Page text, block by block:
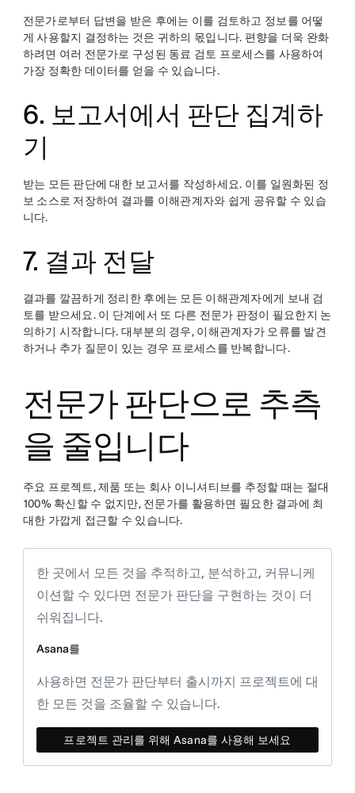
전문가로부터 답변을 받은 후에는 이를 검토하고 정보를 어떻
게 사용할지 결정하는 것은 귀하의 몫입니다. 편향을 더욱 완화
하려면 여러 전문가로 구성된 동료 검토 프로세스를 사용하여
가장 정확한 데이터를 얻을 수 있습니다.
6. 보고서에서 판단 집계하
기
받는 모든 판단에 대한 보고서를 작성하세요. 이를 일원화된 정
보 소스로 저장하여 결과를 이해관계자와 쉽게 공유할 수 있습
니다.
7. 결과 전달
결과를 깔끔하게 정리한 후에는 모든 이해관계자에게 보내 검
토를 받으세요. 이 단계에서 또 다른 전문가 판정이 필요한지 논
의하기 시작합니다. 대부분의 경우, 이해관계자가 오류를 발견
하거나 추가 질문이 있는 경우 프로세스를 반복합니다.
전문가 판단으로 추측
을 줄입니다
주요 프로젝트, 제품 또는 회사 이니셔티브를 추정할 때는 절대
100% 확신할 수 없지만, 전문가를 활용하면 필요한 결과에 최
대한 가깝게 접근할 수 있습니다.
한 곳에서 모든 것을 추적하고, 분석하고, 커뮤니케
이션할 수 있다면 전문가 판단을 구현하는 것이 더
쉬워집니다.
Asana를
사용하면 전문가 판단부터 출시까지 프로젝트에 대
한 모든 것을 조율할 수 있습니다.
프로젝트 관리를 위해 Asana를 사용해 보세요